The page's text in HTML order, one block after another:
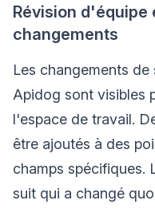
Révision d'équipe
changements
Les changements
Apidog sont visibles
l'espace de travail.
être ajoutés à des
champs spécifiques.
suit qui a changé